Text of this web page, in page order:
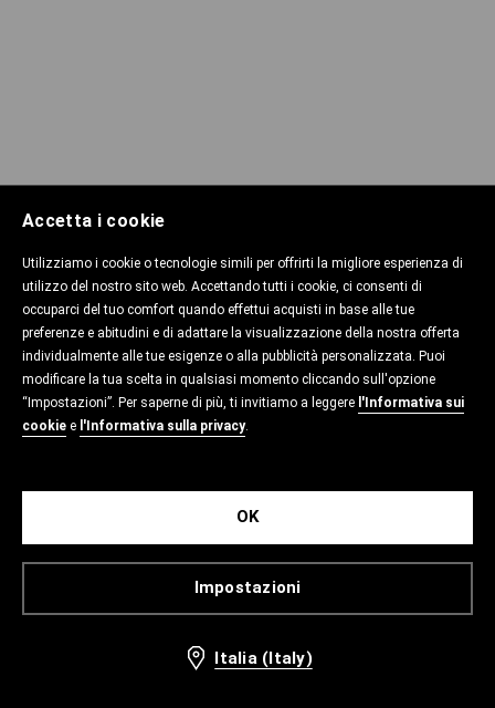
Accetta i cookie
Utilizziamo i cookie o tecnologie simili per offrirti la migliore esperienza di
utilizzo del nostro sito web. Accettando tutti i cookie, ci consenti di
occuparci del tuo comfort quando effettui acquisti in base alle tue
preferenze e abitudini e di adattare la visualizzazione della nostra offerta
individualmente alle tue esigenze o alla pubblicità personalizzata. Puoi
modificare la tua scelta in qualsiasi momento cliccando sull'opzione
“Impostazioni”. Per saperne di più, ti invitiamo a leggere l'Informativa sui
cookie e l'Informativa sulla privacy.
Impostazioni
OK
Italia (Italy)